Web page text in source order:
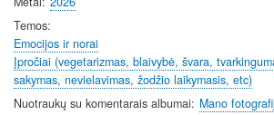
Temos
Emocijos ir norai
Įpročiai (vegetarizmas, blaivybė, švara,
sakymas, nevielavimas, žodžio laikymasis, etc)
Nuotraukų su komentarais albumai
Mano